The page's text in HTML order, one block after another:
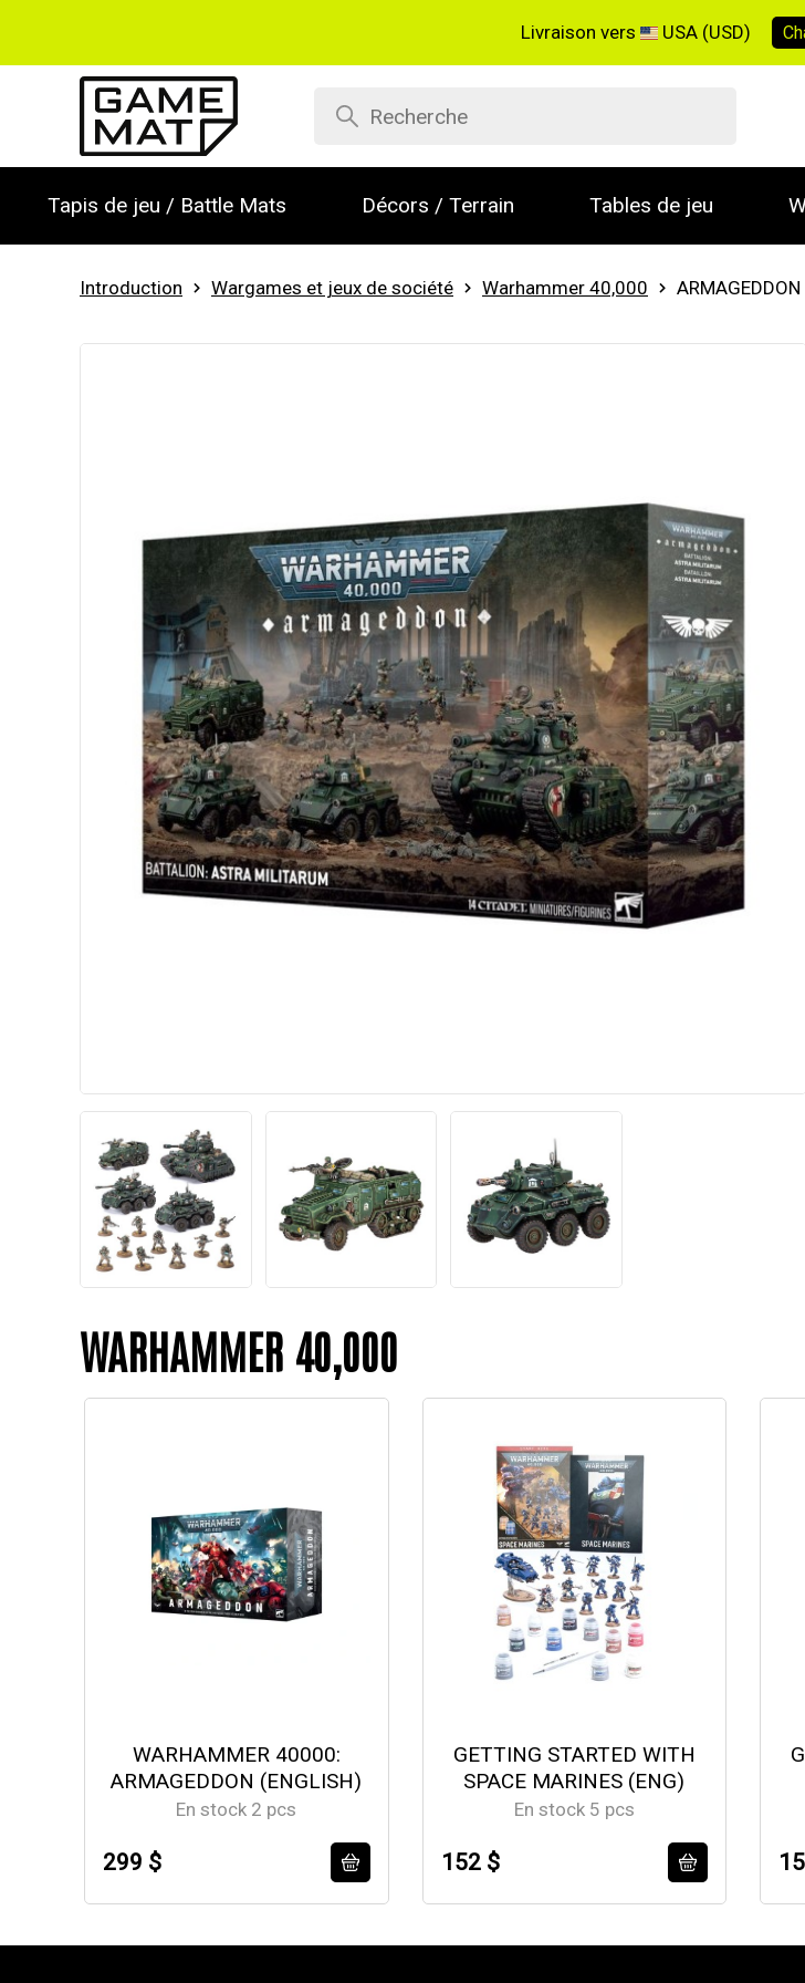
Livraison vers USA (USD)
Tapis de jeu / Battle Mats Décors / Terrain Tables de jeu
Introduction Wargames et jeux de société Warhammer 40,000
WARHAMMER 40,000
WARHAMMER 40000:
ARMAGEDDON (ENGLISH)
En stock 2 pcs
299 $
GETTING STARTED WITH
SPACE MARINES (ENG)
En stock 5 pcs
152 $